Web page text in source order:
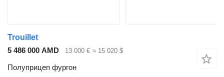
Trouillet
5 486 000 AMD
13 000 € ≈ 15 020 $
Полуприцеп фургон